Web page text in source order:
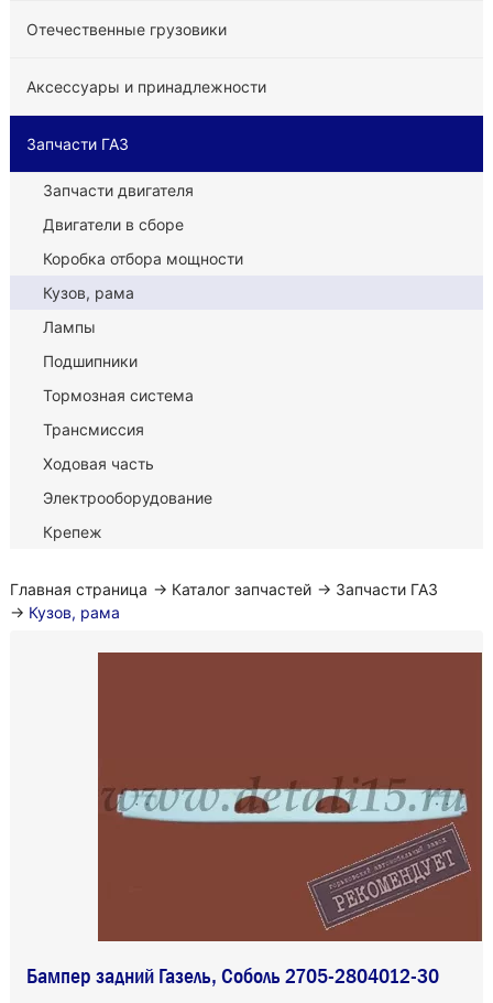
Отечественные грузовики
Аксессуары и принадлежности
Запчасти ГАЗ
Запчасти двигателя
Двигатели в сборе
Коробка отбора мощности
Кузов, рама
Лампы
Подшипники
Тормозная система
Трансмиссия
Ходовая часть
Электрооборудование
Крепеж
Главная страница → Каталог запчастей → Запчасти ГАЗ
→ Кузов, рама
Бампер задний Газель, Соболь 2705-2804012-30